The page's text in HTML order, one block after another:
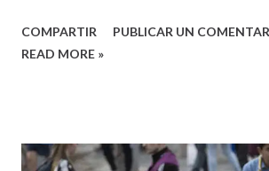
COMPARTIR
PUBLICAR UN
READ MORE »